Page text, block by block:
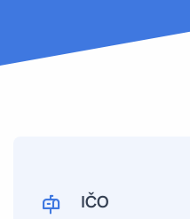
IČO